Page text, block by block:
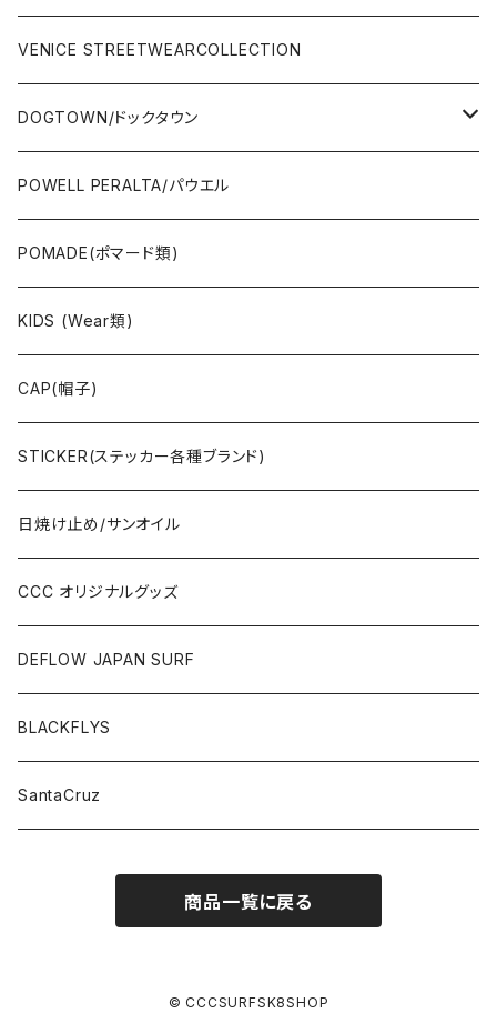
Ripcurl(サーフブランド)
SURFSKATE
WHEEL(ウィール)
OTHERS(スケボー小物/ステッカー類)
JAYADAMS/ジェイアダムス
made in USA
VENICE STREETWEARCOLLECTION
DOGTOWN/ドックタウン
WEAR(衣類)
Deck(スケートデッキ)
CAP/HAT(キャップ類)
OTHERS(ドックタウン小物)
POWELL PERALTA/パウエル
POMADE(ポマード類)
KIDS (Wear類)
CAP(帽子)
STICKER(ステッカー各種ブランド)
日焼け止め/サンオイル
CCC オリジナルグッズ
DEFLOW JAPAN SURF
BLACKFLYS
SantaCruz
商品一覧に戻る
© CCCSURFSK8SHOP